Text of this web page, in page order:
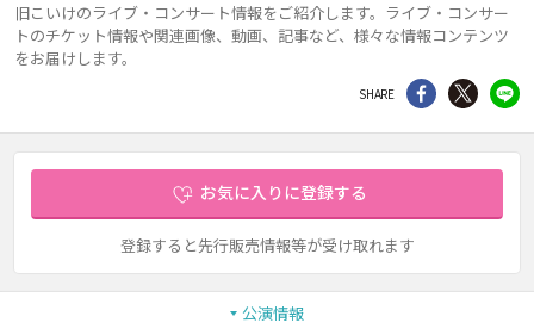
旧こいけのライブ・コンサート情報をご紹介します。ライブ・コンサー
トのチケット情報や関連画像、動画、記事など、様々な情報コンテンツ
をお届けします。
SHARE シェア Twitter
お気に入りに登録する
登録すると先行販売情報等が受け取れます
公演情報